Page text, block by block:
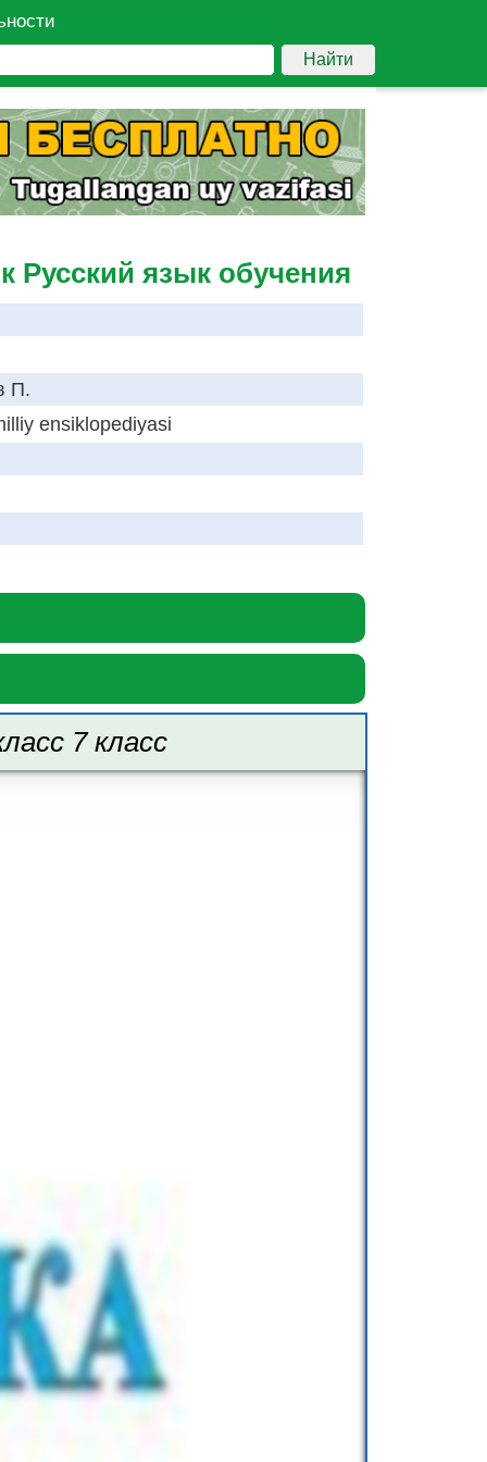
Найти
Русский язык обучения
П.
ensiklopediyasi
7 класс